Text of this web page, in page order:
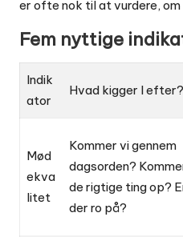
er ofte nok til at vurdere,
Fem nyttige
Indik
ator
Hvad kigger I efter?
Mød
ekva
litet
Kommer vi gennem
dagsorden?
de rigtige ting op?
der ro på?